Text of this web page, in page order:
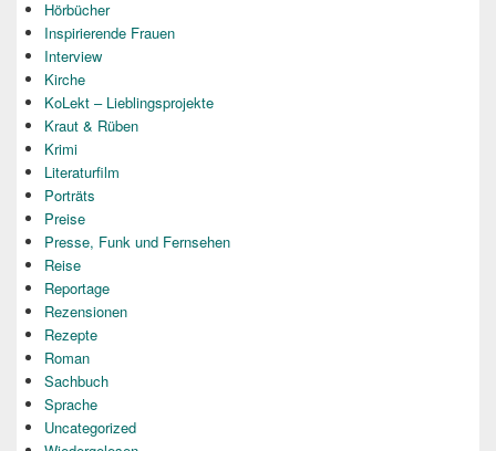
Hörbücher
Inspirierende Frauen
Interview
Kirche
KoLekt – Lieblingsprojekte
Kraut & Rüben
Krimi
Literaturfilm
Porträts
Preise
Presse, Funk und Fernsehen
Reise
Reportage
Rezensionen
Rezepte
Roman
Sachbuch
Sprache
Uncategorized